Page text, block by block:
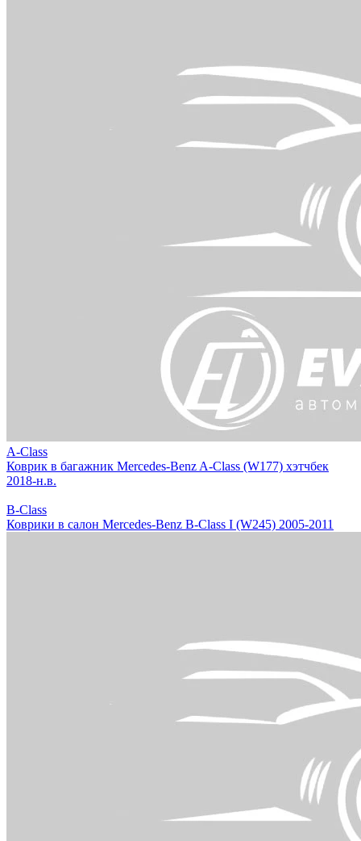
A-Class
Коврик в багажник Mercedes-Benz A-Class (W177) хэтчбек
2018-н.в.
B-Class
Коврики в салон Mercedes-Benz B-Class I (W245) 2005-2011